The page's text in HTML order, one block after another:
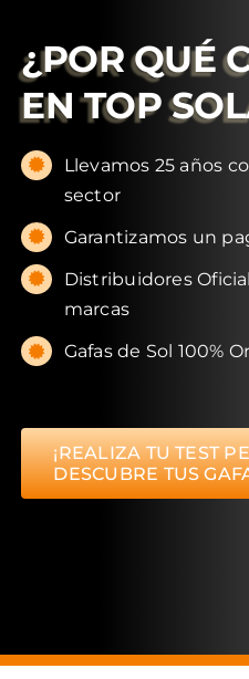
¿POR QUÉ
EN TOP
Llevamos 25 años
sector
Garantizamos un
Distribuidores
marcas
Gafas de Sol 100%
¡REALIZA TU TEST
DESCUBRE TUS